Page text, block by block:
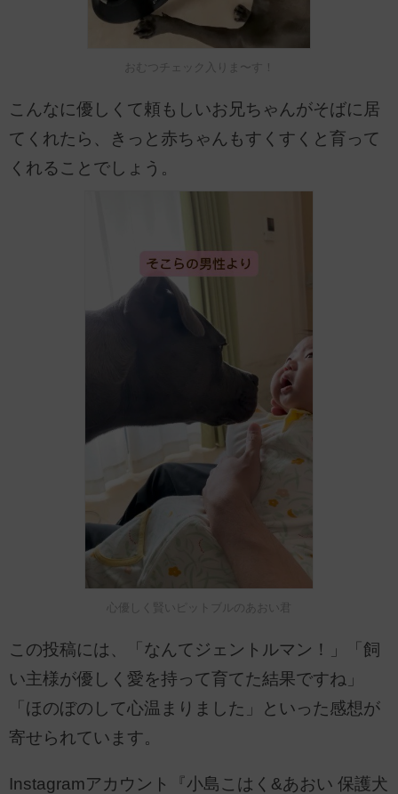
おむつチェック入りま〜す！
こんなに優しくて頼もしいお兄ちゃんがそばに居
てくれたら、きっと赤ちゃんもすくすくと育って
くれることでしょう。
心優しく賢いピットブルのあおい君
この投稿には、「なんてジェントルマン！」「飼
い主様が優しく愛を持って育てた結果ですね」
「ほのぼのして心温まりました」といった感想が
寄せられています。
Instagramアカウント『小島こはく&あおい 保護犬